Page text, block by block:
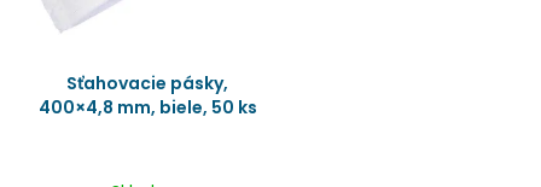
Sťahovacie pásky,
400×4,8 mm, biele, 50 ks